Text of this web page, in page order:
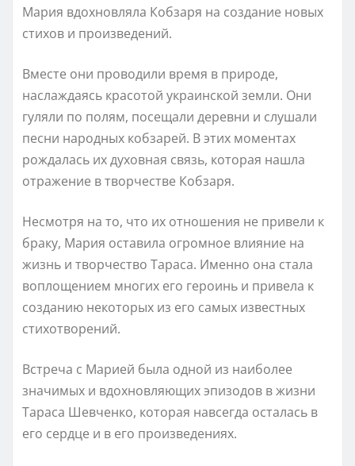
Мария вдохновляла Кобзаря на создание новых
стихов и произведений.
Вместе они проводили время в природе,
наслаждаясь красотой украинской земли. Они
гуляли по полям, посещали деревни и слушали
песни народных кобзарей. В этих моментах
рождалась их духовная связь, которая нашла
отражение в творчестве Кобзаря.
Несмотря на то, что их отношения не привели к
браку, Мария оставила огромное влияние на
жизнь и творчество Тараса. Именно она стала
воплощением многих его героинь и привела к
созданию некоторых из его самых известных
стихотворений.
Встреча с Марией была одной из наиболее
значимых и вдохновляющих эпизодов в жизни
Тараса Шевченко, которая навсегда осталась в
его сердце и в его произведениях.